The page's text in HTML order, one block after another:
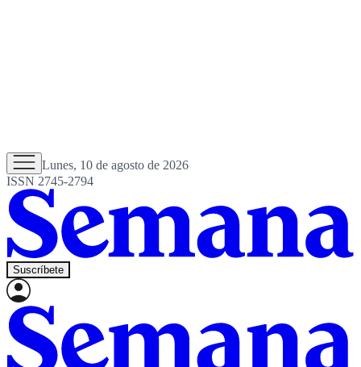
Lunes, 10 de agosto de 2026
ISSN 2745-2794
Suscríbete